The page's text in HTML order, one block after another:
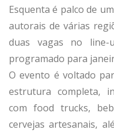
Esquenta é palco de
autorais de várias
duas vagas no line-
programado para
O evento é voltado
estrutura completa,
com food trucks,
cervejas artesanais,